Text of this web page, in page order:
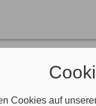
Cookies auf
ummelden?
Versicherer
anmelden?